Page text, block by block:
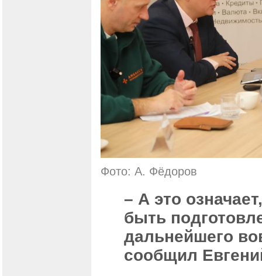
Фото: А. Фёдоров
– А это
быть
дальнейшего
сообщил